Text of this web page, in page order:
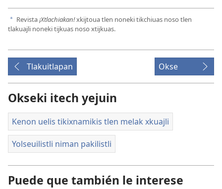
a Revista¡Xtlachiakan!xkijtoua tlen noneki tikchiuas noso tlen
tlakuajli noneki tijkuas noso xtijkuas.
Tlakuitlapan Okse
Okseki itech yejuin
Kenon uelis tikixnamikis tlen melak xkuajli
Yolseuilistli niman pakilistli
Puede que también le interese